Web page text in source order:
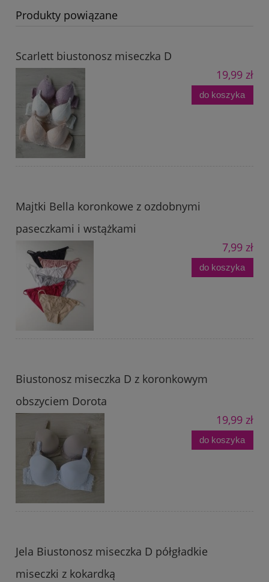
Produkty powiązane
Scarlett biustonosz miseczka D
19,99 zł
do koszyka
Majtki Bella koronkowe z ozdobnymi
paseczkami i wstążkami
7,99 zł
do koszyka
Biustonosz miseczka D z koronkowym
obszyciem Dorota
19,99 zł
do koszyka
Jela Biustonosz miseczka D półgładkie
miseczki z kokardką